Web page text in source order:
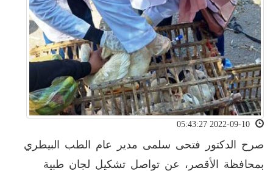
صرح الدكتور فتحى سلمى مدير عام الطب البيطري
بمحافظة الأقصر، عن تواصل تشكيل لجان طبية